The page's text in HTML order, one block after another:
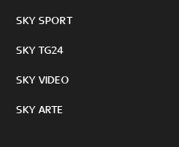
SKY SPORT
SKY TG24
SKY VIDEO
SKY ARTE